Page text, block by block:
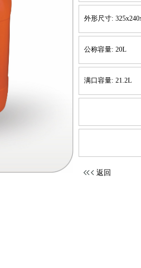
外形尺寸:
公称容量: 20L
满口容量: 21.2L
返回